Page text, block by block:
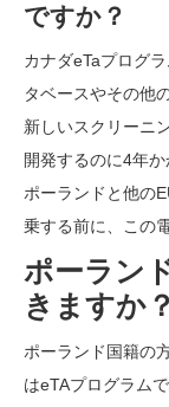
ですか？
カナダeTaプログ
タベースやその他
新しいスクリーニ
開発するのに4年
ポーランドと他の
乗する前に、この
ポーラン
きますか？
ポーランド国籍の
はeTAプログラム